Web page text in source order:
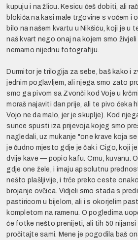
kupuju i na žlicu. Kesicu ćeš dobiti, ali
blokića na kasi male trgovine s voćem i
bilo na našem kvartu u Nikšiću, koji je u
naš kvart nego onaj na kojem smo
nemamo nijednu fotografiju.
Durmitor je trilogija za sebe, baš kako i
jednim poglavljem, ali njega smo zato
smo ga pivom sa Zvonči kod Voje u
moraš najaviti dan prije, ali te pivo čeka
Vojo ne da malo, jer je skuplje). Kod
sunce spusti iza prijevoja kojeg smo
nagledali, uz mukanje "one krave koja
je čudno mjesto gdje je čak i Cigo, koji
dvije kave — popio kafu. Crnu, kuvanu.
gdje one žele, i imaju apsolutnu
nešto plašljivije, i trče preko ceste
brojanje ovčica. Vidjeli smo stada s
pastiricom u bijelom, ali i s okorjelim
kompletom na ramenu. O pogledima
će fotke nešto prenijeti, ali tih 50 nijansi
pročitajte sami. Mene je pogodila baš